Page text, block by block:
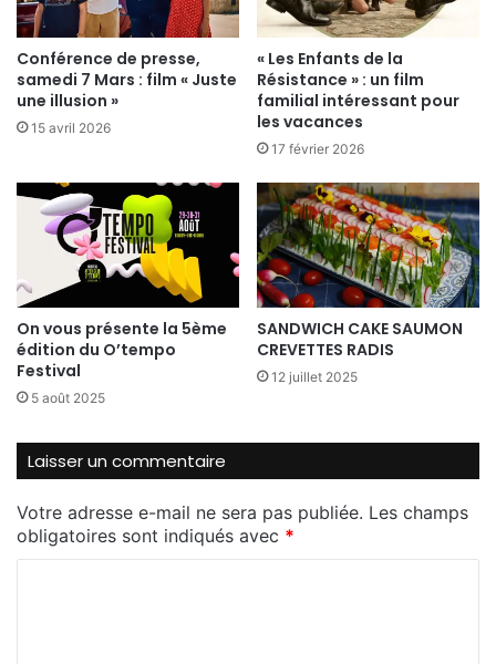
Conférence de presse,
samedi 7 Mars : film « Juste
une illusion »
15 avril 2026
« Les Enfants de la
Résistance » : un film
familial intéressant pour
les vacances
17 février 2026
On vous présente la 5ème
édition du O’tempo
Festival
5 août 2025
SANDWICH CAKE SAUMON
CREVETTES RADIS
12 juillet 2025
Laisser un commentaire
Votre adresse e-mail ne sera pas publiée. Les champs
obligatoires sont indiqués avec *